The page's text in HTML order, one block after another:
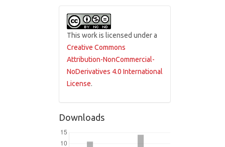
This work is licensed under a
Creative Commons
Attribution-NonCommercial-
NoDerivatives 4.0 International
License.
Downloads